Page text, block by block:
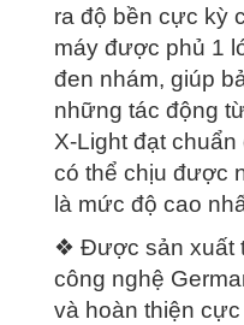
ra độ bền cực kỳ
máy được phủ 1
đen nhám, giúp
những tác động
X-Light đạt
có thể chịu được
là mức độ cao
❖ Được sản xuất
công nghệ
và hoàn thiện